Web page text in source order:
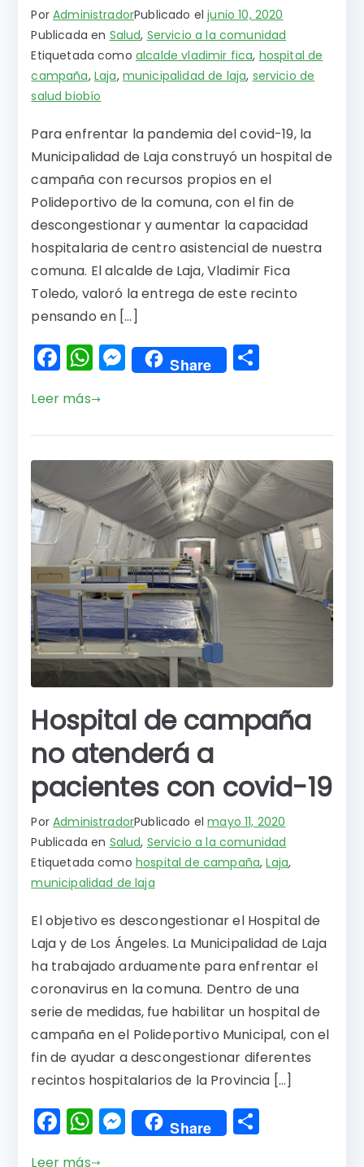
PorAdministradorPublicado eljunio 10, 2020
Publicada en Salud, Servicio a la comunidad
Etiquetada como alcalde vladimir fica, hospital de
campaña, Laja, municipalidad de laja, servicio de
salud biobío
Para enfrentar la pandemia del covid-19, la
Municipalidad de Laja construyó un hospital de
campaña con recursos propios en el
Polideportivo de la comuna, con el fin de
descongestionar y aumentar la capacidad
hospitalaria de centro asistencial de nuestra
comuna. El alcalde de Laja, Vladimir Fica
Toledo, valoró la entrega de este recinto
pensando en […]
F
c
e
b
o
o
k
W
a
ts
A
p
p
M
e
s
e
n
g
er
Share
p
a
rti
r
Leer más
Hospital de campaña
no atenderá a
pacientes con covid-19
PorAdministradorPublicado elmayo 11, 2020
Publicada en Salud, Servicio a la comunidad
Etiquetada como hospital de campaña,Laja,
municipalidad de laja
El objetivo es descongestionar el Hospital de
Laja y de Los Ángeles. La Municipalidad de Laja
ha trabajado arduamente para enfrentar el
coronavirus en la comuna. Dentro de una
serie de medidas, fue habilitar un hospital de
campaña en el Polideportivo Municipal, con el
fin de ayudar a descongestionar diferentes
recintos hospitalarios de la Provincia […]
F
a
W
h
M
e
Share
Leer más